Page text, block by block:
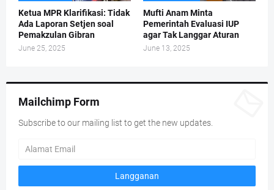
Ketua MPR Klarifikasi: Tidak
Ada Laporan Setjen soal
Pemakzulan Gibran
June 25, 2025
Mufti Anam Minta
Pemerintah Evaluasi IUP
agar Tak Langgar Aturan
June 13, 2025
Mailchimp Form
Subscribe to our mailing list to get the new updates.